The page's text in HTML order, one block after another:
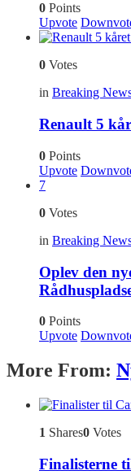
0 Points
Upvote
0 Votes
in Breaking
Renault 5
0 Points
Upvote
7
0 Votes
in Breaking
Oplev den
0 Points
Upvote
More From:
1 Shares0 Votes
Finalisterne